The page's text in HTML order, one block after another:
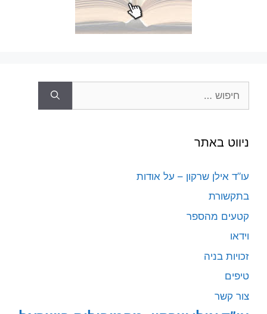
ניווט באתר
עו”ד אילן שרקון – על אודות
בתקשורת
קטעים מהספר
וידאו
זכויות בניה
טיפים
צור קשר